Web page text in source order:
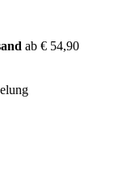
ab € 54,90